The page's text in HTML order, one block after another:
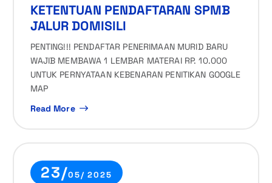
KETENTUAN PENDAFTARAN SPMB
JALUR DOMISILI
PENTING!!! PENDAFTAR PENERIMAAN MURID BARU
WAJIB MEMBAWA 1 LEMBAR MATERAI RP. 10.000
UNTUK PERNYATAAN KEBENARAN PENITIKAN GOOGLE
MAP
Read More
23/05/ 2025